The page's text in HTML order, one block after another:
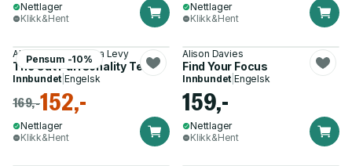
Nettlager
Klikk&Hent
Nettlager
Klikk&Hent
Pensum -10%
Alison Davies, Alissa Levy
The Cat Purrsonality Test
Innbundet |Engelsk
169,-152,-
Nettlager
Klikk&Hent
Alison Davies
Find Your Focus
Innbundet |Engelsk
159,-
Nettlager
Klikk&Hent